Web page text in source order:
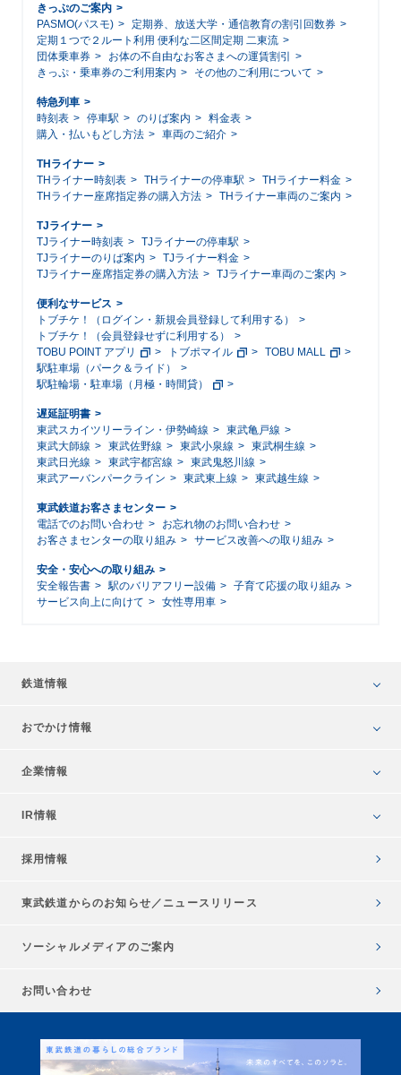
きっぷのご案内
PASMO(パスモ)
定期券、放送大学・通信教育の割引回数券
定期１つで２ルート利用 便利な二区間定期 二東流
団体乗車券
お体の不自由なお客さまへの運賃割引
きっぷ・乗車券のご利用案内
その他のご利用について
特急列車
時刻表
停車駅 のりば案内
料金表
購入・払いもどし方法
車両のご紹介
THライナー
THライナー時刻表
THライナーの停車駅
THライナー料金
THライナー座席指定券の購入方法
THライナー車両のご案内
TJライナー
TJライナー時刻表
TJライナーの停車駅
TJライナーのりば案内
TJライナー料金
TJライナー座席指定券の購入方法
TJライナー車両のご案内
便利なサービス
トブチケ！（ログイン・新規会員登録して利用する）
トブチケ！（会員登録せずに利用する）
TOBU POINT アプリ
トブポマイル
TOBU MALL
駅駐車場（パーク＆ライド）
駅駐輪場・駐車場（月極・時間貸）
遅延証明書
東武スカイツリーライン・伊勢崎線
東武亀戸線
東武大師線
東武佐野線 東武小泉線
東武桐生線
東武日光線
東武宇都宮線
東武鬼怒川線
東武アーバンパークライン
東武東上線 東武越生線
東武鉄道お客さまセンター
電話でのお問い合わせ
お忘れ物のお問い合わせ
お客さまセンターの取り組み
サービス改善への取り組み
安全・安心への取り組み
安全報告書
駅のバリアフリー設備
子育て応援の取り組み
サービス向上に向けて
女性専用車
鉄道情報
おでかけ情報
企業情報
IR情報
採用情報
東武鉄道からのお知らせ／ ニュースリリース
ソーシャルメディアのご案内
お問い合わせ